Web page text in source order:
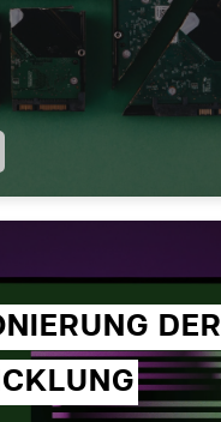
DER